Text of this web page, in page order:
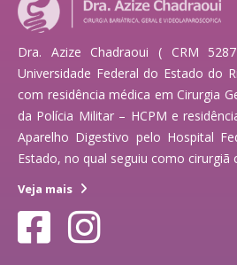
Dra. Azize Chadraoui ( CRM
Universidade Federal do Estado do
com residência médica em Cirurgia
da Polícia Militar – HCPM e
Aparelho Digestivo pelo Hospital
Estado, no qual seguiu como cirurgiã
Veja mais